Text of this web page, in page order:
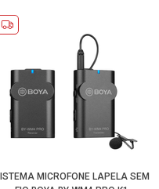
a saída de fone de
, completa
conecte um headset ou
para capturar uma
para Maximizar o Tempo
MICROFONE LAPELA SEM